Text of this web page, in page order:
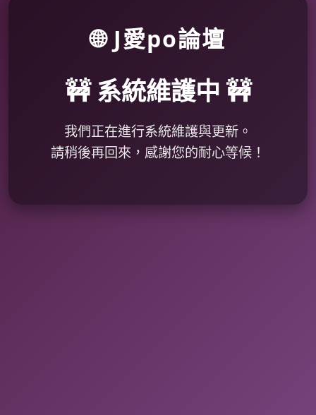
🌐 J愛po論壇
🚧 系統維護中 🚧
我們正在進行系統維護與更新。
請稍後再回來，感謝您的耐心等候！